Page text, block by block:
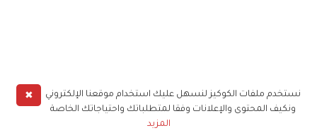
✖
نستخدم ملفات الكوكيز لنسهل عليك استخدام موقعنا الإلكتروني
ونكيف المحتوى والإعلانات وفقا لمتطلباتك واحتياجاتك الخاصة
المزيد